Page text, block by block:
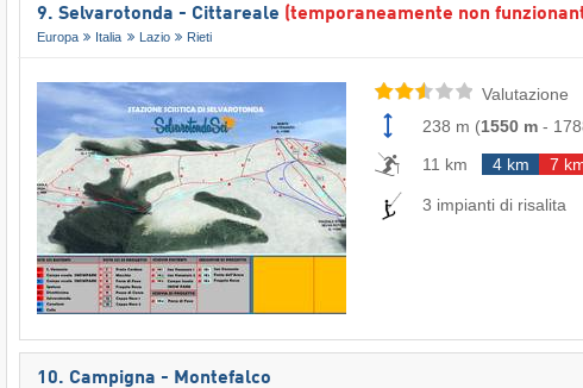
9. Selvarotonda - Cittareale (temporaneamente non
Europa Italia Lazio Rieti
Valutazione
238 m (1550 m -
11 km
4 km 7
3 impianti di risalita
10. Campigna - Montefalco